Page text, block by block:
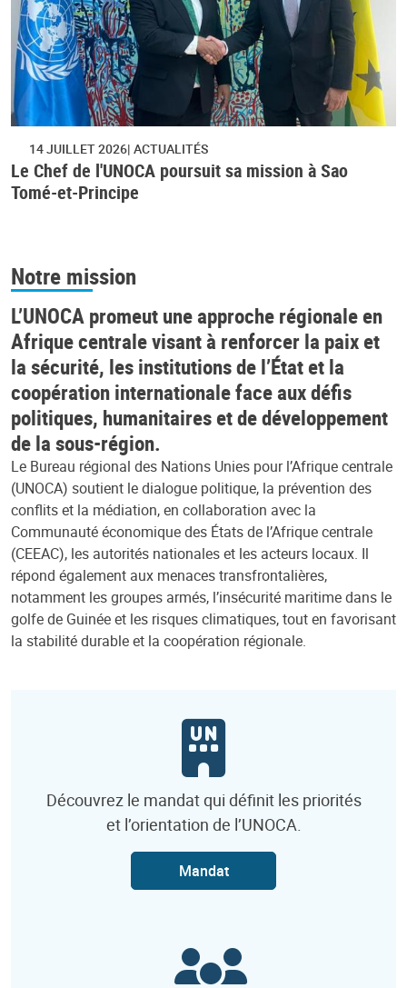
14 JUILLET 2026 ACTUALITÉS
Le Chef de l'UNOCA poursuit sa mission à Sao
Tomé-et-Principe
Notre mission
L’UNOCA promeut une approche régionale en
Afrique centrale visant à renforcer la paix et
la sécurité, les institutions de l’État et la
coopération internationale face aux défis
politiques, humanitaires et de développement
de la sous-région.
Le Bureau régional des Nations Unies pour l’Afrique centrale
(UNOCA) soutient le dialogue politique, la prévention des
conflits et la médiation, en collaboration avec la
Communauté économique des États de l’Afrique centrale
(CEEAC), les autorités nationales et les acteurs locaux. Il
répond également aux menaces transfrontalières,
notamment les groupes armés, l’insécurité maritime dans le
golfe de Guinée et les risques climatiques, tout en favorisant
la stabilité durable et la coopération régionale.
Découvrez le mandat qui définit les priorités
et l’orientation de l’UNOCA.
Mandat